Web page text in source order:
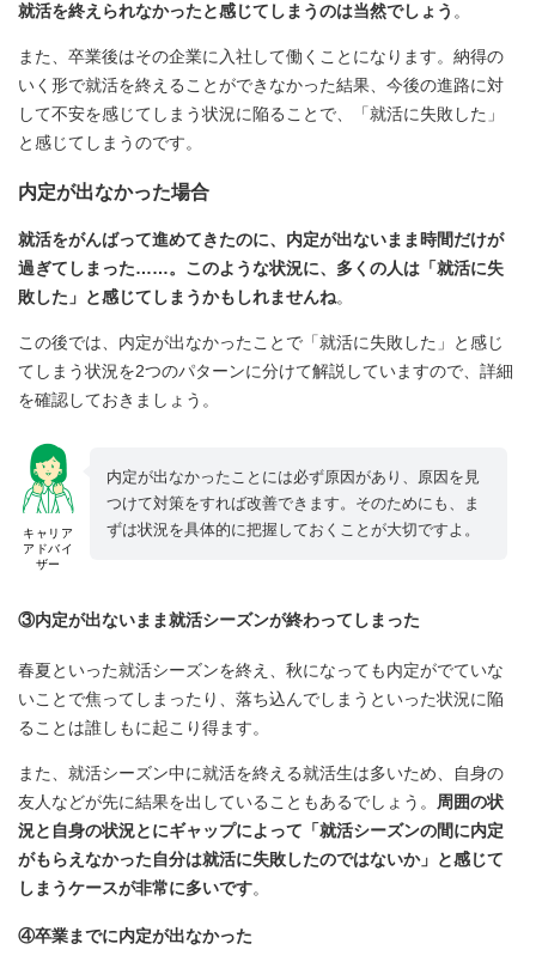
就活を終えられなかったと感じてしまうのは当然でしょう 。
また、卒業後はその企業に入社して働くことになります。納得の
いく形で就活を終えることができなかった結果、今後の進路に対
して不安を感じてしまう状況に陥ることで、「就活に失敗した」
と感じてしまうのです。
内定が出なかった場合
就活をがんばって進めてきたのに、内定が出ないまま時間だけが
過ぎてしまった……。このような状況に、多くの人は「就活に失
敗した」と感じてしまうかもしれませんね。
この後では、内定が出なかったことで「就活に失敗した」と感じ
てしまう状況を2つのパターンに分けて解説していますので、詳細
を確認しておきましょう。
キャリア
アドバイ
ザー
内定が出なかったことには必ず原因があり、原因を見
つけて対策をすれば改善できます。そのためにも、ま
ずは状況を具体的に把握しておくことが大切ですよ。
③内定が出ないまま就活シーズンが終わってしまった
春夏といった就活シーズンを終え、秋になっても内定がでていな
いことで焦ってしまったり、落ち込んでしまうといった状況に陥
ることは誰しもに起こり得ます。
また、就活シーズン中に就活を終える就活生は多いため、自身の
友人などが先に結果を出していることもあるでしょう。 周囲の状
況と自身の状況とにギャップによって「就活シーズンの間に内定
がもらえなかった自分は就活に失敗したのではないか」と感じて
しまうケースが非常に多いです。
④卒業までに内定が出なかった